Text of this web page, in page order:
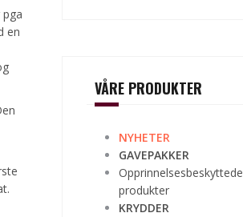
en
VÅRE PRODUKTER
NYHETER
GAVEPAKKER
Opprinnelsesbeskyttede
produkter
KRYDDER